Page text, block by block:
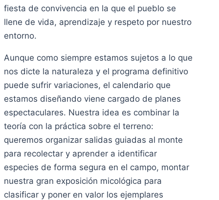
fiesta de convivencia en la que el pueblo se
llene de vida, aprendizaje y respeto por nuestro
entorno.
Aunque como siempre estamos sujetos a lo que
nos dicte la naturaleza y el programa definitivo
puede sufrir variaciones, el calendario que
estamos diseñando viene cargado de planes
espectaculares. Nuestra idea es combinar la
teoría con la práctica sobre el terreno:
queremos organizar salidas guiadas al monte
para recolectar y aprender a identificar
especies de forma segura en el campo, montar
nuestra gran exposición micológica para
clasificar y poner en valor los ejemplares